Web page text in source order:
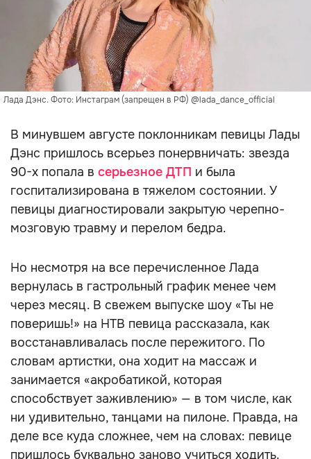
Лада Дэнс. Фото: Инстаграм (запрещен в РФ) @lada_dance_official
В минувшем августе поклонникам певицы Лады
Дэнс пришлось всерьез понервничать: звезда
90-х попала в серьезное ДТП и была
госпитализирована в тяжелом состоянии. У
певицы диагностировали закрытую черепно-
мозговую травму и перелом бедра.
Но несмотря на все перечисленное Лада
вернулась в гастрольный график менее чем
через месяц. В свежем выпуске шоу «Ты не
поверишь!» на НТВ певица рассказала, как
восстанавливалась после пережитого. По
словам артистки, она ходит на массаж и
занимается «акробатикой, которая
способствует заживлению» — в том числе, как
ни удивительно, танцами на пилоне. Правда, на
деле все куда сложнее, чем на словах: певице
пришлось буквально заново учиться ходить.